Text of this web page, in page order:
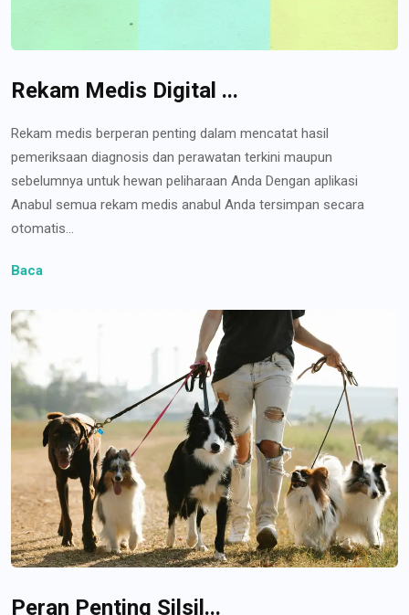
Rekam Medis Digital ...
Rekam medis berperan penting dalam mencatat hasil
pemeriksaan diagnosis dan perawatan terkini maupun
sebelumnya untuk hewan peliharaan Anda Dengan aplikasi
Anabul semua rekam medis anabul Anda tersimpan secara
otomatis...
Baca
Peran Penting Silsil...